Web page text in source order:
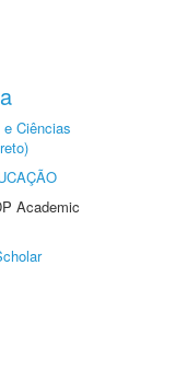
Ciências
Academic